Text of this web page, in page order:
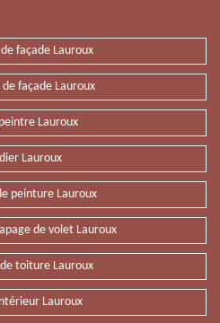
façade Lauroux
façade Lauroux
Lauroux
Lauroux
peinture Lauroux
de volet Lauroux
toiture Lauroux
Lauroux